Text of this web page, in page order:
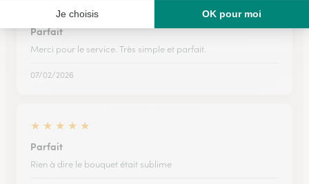
★ ★ ★
Parfait
Merci pour le service. Très simple et parfait.
07/02/2026
★ ★ ★ ★ ★
Parfait
Rien à dire le bouquet était sublime